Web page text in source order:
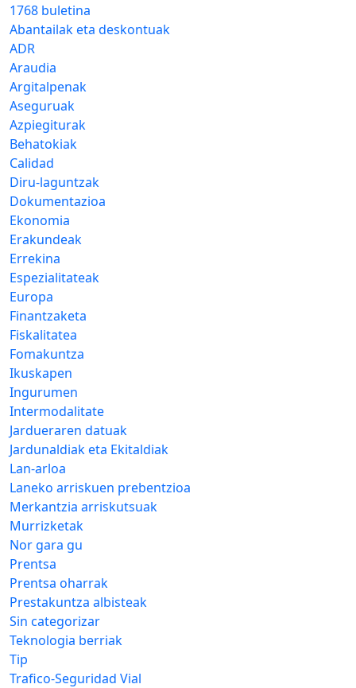
1768 buletina
Abantailak eta deskontuak
ADR
Araudia
Argitalpenak
Aseguruak
Azpiegiturak
Behatokiak
Calidad
Diru-laguntzak
Dokumentazioa
Ekonomia
Erakundeak
Errekina
Espezialitateak
Europa
Finantzaketa
Fiskalitatea
Fomakuntza
Ikuskapen
Ingurumen
Intermodalitate
Jardueraren datuak
Jardunaldiak eta Ekitaldiak
Lan-arloa
Laneko arriskuen prebentzioa
Merkantzia arriskutsuak
Murrizketak
Nor gara gu
Prentsa
Prentsa oharrak
Prestakuntza albisteak
Sin categorizar
Teknologia berriak
Tip
Trafico-Seguridad Vial